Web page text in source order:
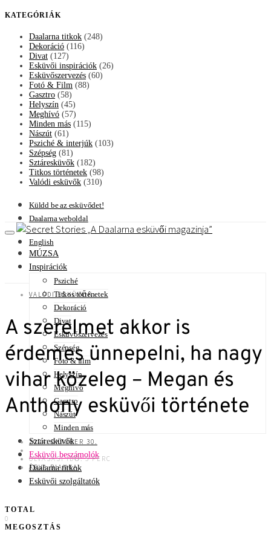
KATEGÓRIÁK
Daalarna titkok (248)
Dekoráció (116)
Divat (127)
Esküvői inspirációk (26)
Esküvőszervezés (60)
Fotó & Film (88)
Gasztro (58)
Helyszín (45)
Meghívó (57)
Minden más (115)
Nászút (61)
Psziché & interjúk (103)
Szépség (81)
Sztáresküvők (182)
Titkos történetek (98)
Valódi esküvők (310)
Küldd be az esküvődet!
Daalarna weboldal
English
A Daalarna esküvői magazinja
MÚZSA
Inspirációk
Psziché
Titkos történetek
Dekoráció
Divat
Esküvőszervezés
Szépség
Fotó & film
Helyszín
Meghívó
Gasztro
Nászút
Minden más
Sztáresküvők
Esküvői beszámolók
Daalarna titkok
Esküvői szolgáltatók
VALÓDI ESKÜVŐK
A szerelmet akkor is
érdemes ünnepelni, ha nagy
vihar közeleg – Megan és
Anthony esküvői története
2024. OKTÓBER 30.
OLVASÁSI IDŐ: 5 PERC
ÁRVA BIANKA
TOTAL
0
MEGOSZTÁS